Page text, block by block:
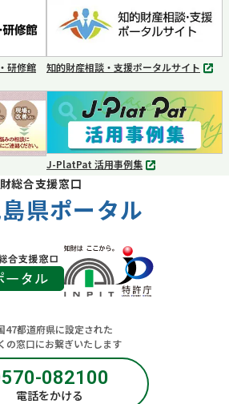
ブ
で
開
く
研修館
別
タ
ブ
で
知的財産相談・支援ポータルサイト
別
タ
開
く
J-PlatPat 活用事例集
別
総合支援窓口
県ポータル
47都道府県に設定された
の窓口にお繋ぎいたします
082100
電話をかける